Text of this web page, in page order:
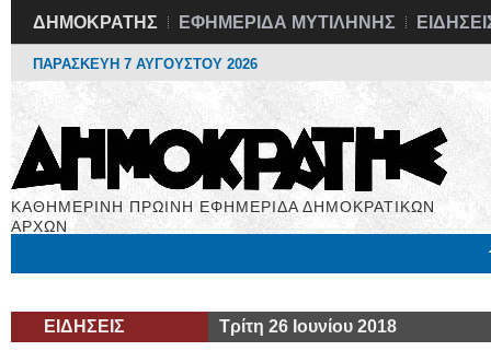
ΔΗΜΟΚΡΑΤΗΣ ΕΦΗΜΕΡΙΔΑ ΜΥΤΙΛΗΝΗΣ
ΠΑΡΑΣΚΕΥΗ 7 ΑΥΓΟΥΣΤΟΥ 2026
ΚΑΘΗΜΕΡΙΝΗ ΠΡΩΙΝΗ ΕΦΗΜΕΡΙΔΑ ΔΗΜΟΚΡΑΤΙΚΩΝ
ΑΡΧΩΝ
ΕΙΔΗΣΕΙΣ Τρίτη 26 Ιουνίου 2018